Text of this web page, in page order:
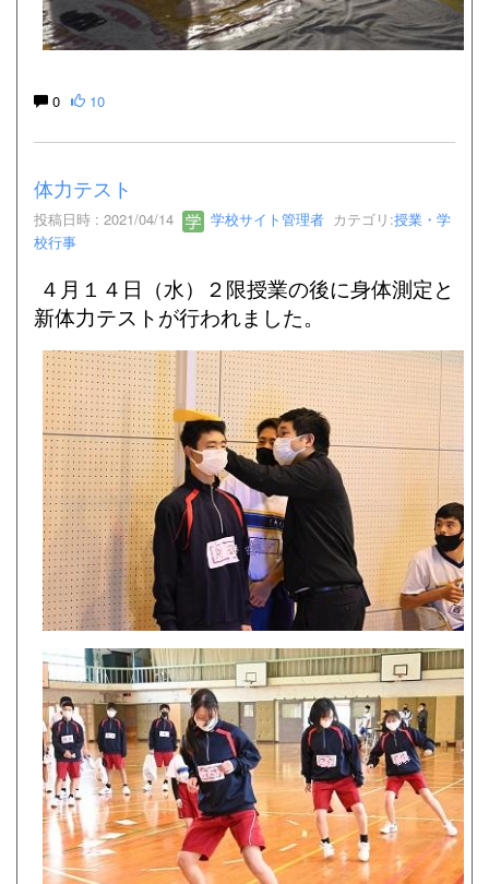
0 10
体力テスト
投稿日時 : 2021/04/14 学校サイト管理者 カテゴリ:授業・学
校行事
４月１４日（水）２限授業の後に身体測定と
新体力テストが行われました。